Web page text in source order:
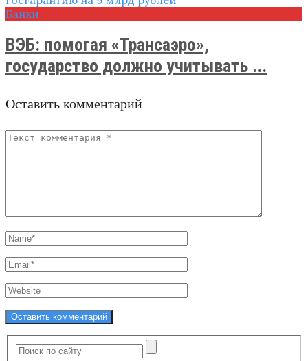
Банки
ВЭБ: помогая «Трансаэро»,
государство должно учитывать ...
Оставить комментарий